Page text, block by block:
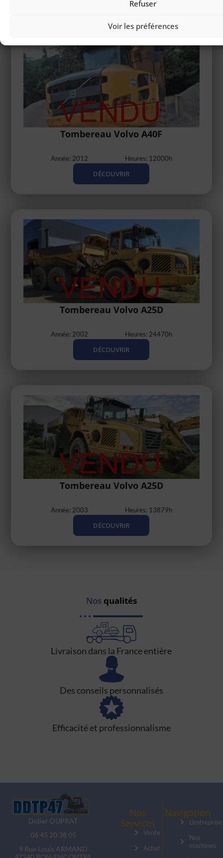
Refuser
Voir les préférences
Tombereau Volvo A40F
Année: 2012 Heures: 12000h
DÉCOUVRIR
Tombereau Volvo A25D
Année: 2002 Heures: 24470h
DÉCOUVRIR
Tombereau Volvo A25D
Année: 2003 Heures: 13879h
DÉCOUVRIR
Nos qualités
Livraison dans la France entière
Des conseils personnalisés
Efficacité et professionnalisme
Didier DUPRAT
06 45 20 38 05
9 Rue Louis ARMAND
Nos
Services
Vente
Achat
Navigation
L'entreprise
Nos
machines